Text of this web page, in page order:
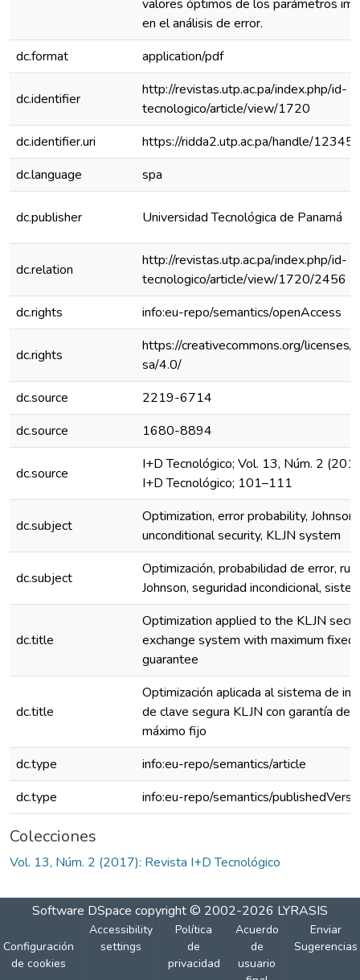
valores óptimos de los parámetros
en el análisis de error.
dc.format
application/pdf
dc.identifier
http://revistas.utp.ac.pa/index.php/id-
tecnologico/article/view/1720
dc.identifier.uri
https://ridda2.utp.ac.pa/handle/
dc.language
spa
dc.publisher Universidad Tecnológica de Panamá
dc.relation
http://revistas.utp.ac.pa/index.php/id-
tecnologico/article/view/1720/2456
dc.rights
info:eu-repo/semantics/openAccess
dc.rights
https://creativecommons.org/licenses/
sa/4.0/
dc.source
2219-6714
dc.source
1680-8894
dc.source
I+D Tecnológico; Vol. 13, Núm. 2
I+D Tecnológico; 101–111
dc.subject
Optimization, error probability,
unconditional security, KLJN system
dc.subject
Optimización, probabilidad de error,
Johnson, seguridad incondicional,
dc.title
Optimization applied to the KLJN
exchange system with maximum fixed
guarantee
dc.title
Optimización aplicada al sistema de
de clave segura KLJN con garantía de
máximo fijo
dc.type
info:eu-repo/semantics/article
dc.type
info:eu-repo/semantics/
Colecciones
Vol. 13, Núm. 2 (2017): Revista I+D Tecnológico
Software DSpace copyright © 2002-2026 LYRASIS
Configuración
de cookies
Accessibility
settings
Política
de
privacidad
Acuerdo
de
usuario
Enviar
Sugerencias